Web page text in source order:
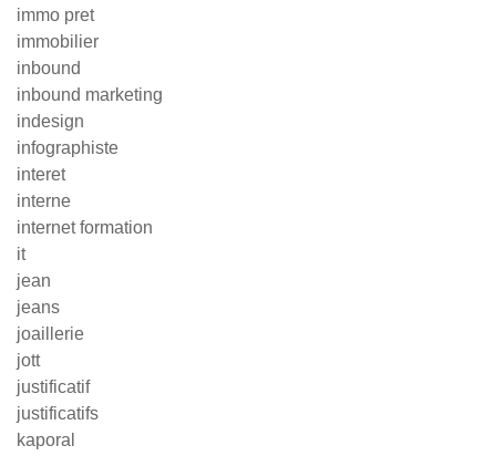
immo pret
immobilier
inbound
inbound marketing
indesign
infographiste
interet
interne
internet formation
it
jean
jeans
joaillerie
jott
justificatif
justificatifs
kaporal